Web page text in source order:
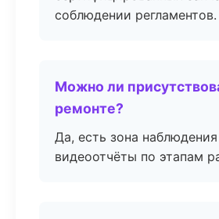
соблюдении регламентов.
Можно ли
ремонте?
Да, есть зона
видеоотчёты по этапам